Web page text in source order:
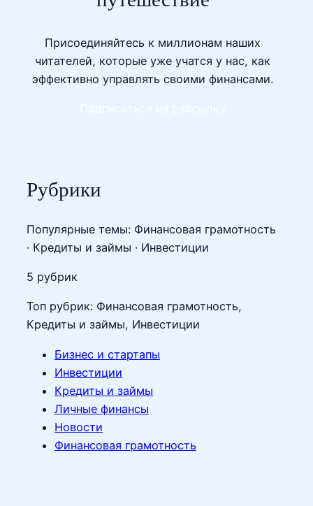
Присоединяйтесь к миллионам наших
читателей, которые уже учатся у нас, как
эффективно управлять своими финансами.
Рубрики
Популярные темы: Финансовая грамотность
· Кредиты и займы · Инвестиции
5 рубрик
Топ рубрик: Финансовая грамотность,
Кредиты и займы, Инвестиции
Бизнес и стартапы
Инвестиции
Кредиты и займы
Личные финансы
Новости
Финансовая грамотность